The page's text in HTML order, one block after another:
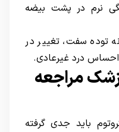
نرم در پشت بیضه
توده سفت، تغییر در
احساس درد غیرعادی.
مراجعه
باید جدی گرفته